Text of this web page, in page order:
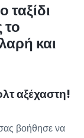
ταξίδι
και
αξέχαστη!
βοήθησε να